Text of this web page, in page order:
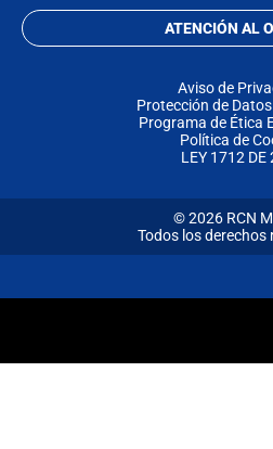
ATENCIÓN AL
Aviso de
Protección de
Programa de Ética
Política de
LEY 1712 DE
© 2026 RCN
Todos los derechos